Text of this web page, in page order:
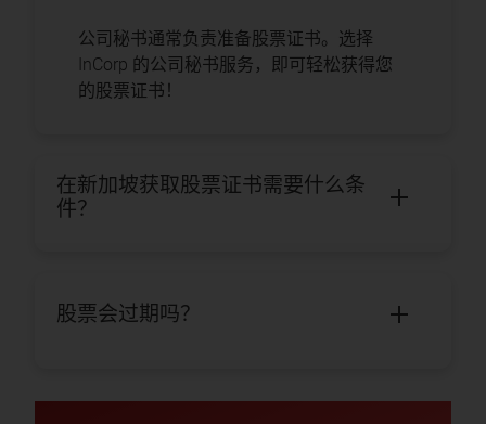
公司秘书通常负责准备股票证书。选择
InCorp 的公司秘书服务，即可轻松获得您
的股票证书！
在新加坡获取股票证书需要什么条
件？
股票会过期吗？